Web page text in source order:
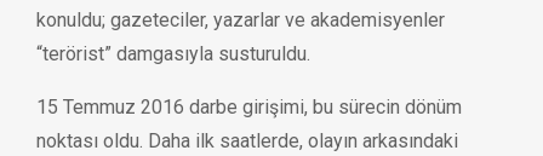
konuldu; gazeteciler, yazarlar ve akademisyenler
“terörist” damgasıyla susturuldu.
15 Temmuz 2016 darbe girişimi, bu sürecin dönüm
noktası oldu. Daha ilk saatlerde, olayın arkasındaki